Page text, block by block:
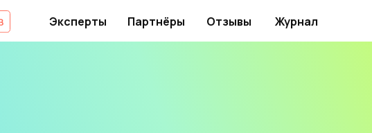
Эксперты Партнёры Отзывы Журнал